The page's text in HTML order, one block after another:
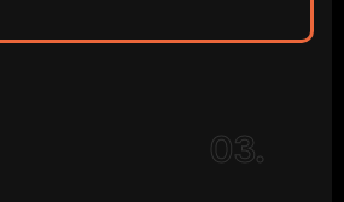
03.